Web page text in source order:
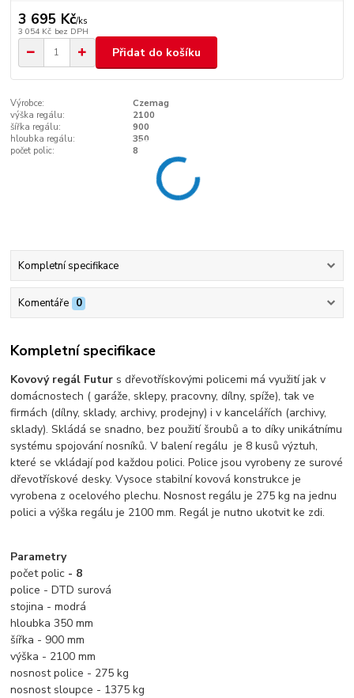
3 695 Kč/ks
3 054 Kč bez DPH
Přidat do košíku
Výrobce:
Czemag
výška regálu:
2100
šířka regálu:
900
hloubka regálu:
350
počet polic:
8
Kompletní specifikace
Komentáře 0
Kompletní specifikace
Kovový regál Futur s dřevotřískovými policemi má využití jak v
domácnostech ( garáže, sklepy, pracovny, dílny, spíže), tak ve
firmách (dílny, sklady, archivy, prodejny) i v kancelářích (archivy,
sklady). Skládá se snadno, bez použití šroubů a to díky unikátnímu
systému spojování nosníků. V balení regálu je 8 kusů výztuh,
které se vkládají pod každou polici. Police jsou vyrobeny ze surové
dřevotřískové desky. Vysoce stabilní kovová konstrukce je
vyrobena z ocelového plechu.Nosnost regálu je 275 kg na jednu
polici a výška regálu je 2100 mm. Regál je nutno ukotvit ke zdi.
Parametry
počet polic - 8
police - DTD surová
stojina - modrá
hloubka 350 mm
šířka - 900 mm
výška - 2100 mm
nosnost police - 275 kg
nosnost sloupce - 1375 kg